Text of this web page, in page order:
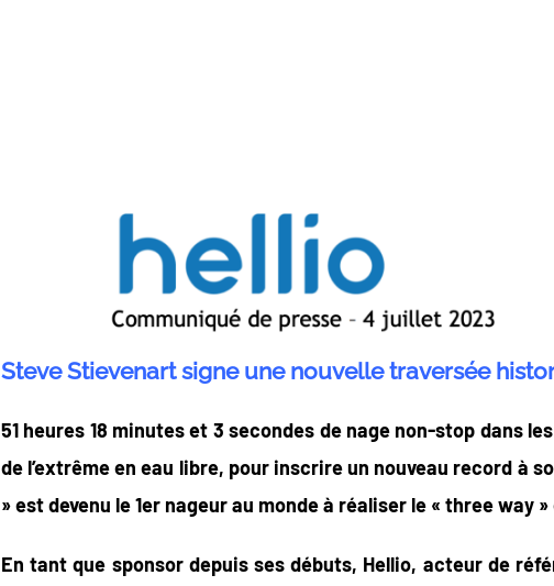
Steve Stievenart signe une nouvelle traversée
51 heures 18 minutes et 3 secondes de nage non-stop dans
de l’extrême en eau libre, pour inscrire un nouveau record à
» est devenu le 1er nageur au monde à réaliser le « three
En tant que sponsor depuis ses débuts, Hellio, acteur de